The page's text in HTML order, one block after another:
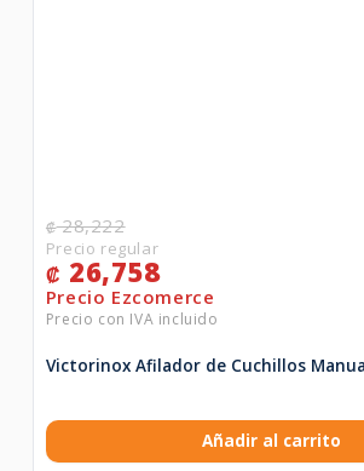
₡28,222
₡ 26,758
Victorinox Afilador de Cuchillos
Añadir al carrito